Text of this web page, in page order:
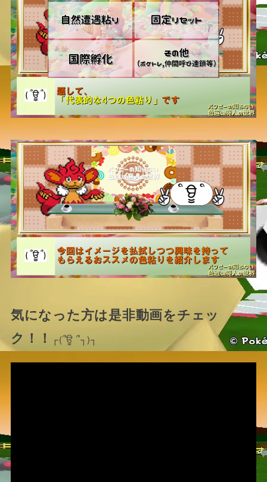
気になった方は是非動画をチェッ
ク！！
┌(՞ਊ ՞┐)┐